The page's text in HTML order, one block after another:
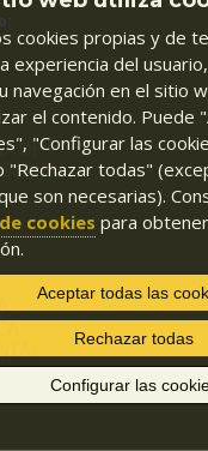
cookies propias y de
experiencia del
navegación en el sitio
el contenido. Puede
"Configurar las
"Rechazar todas"
son necesarias).
cookies para
Aceptar todas las
Rechazar todas
Configurar las